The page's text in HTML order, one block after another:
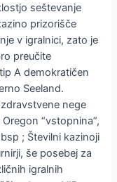
seštevanje
prizorišče
v igralnici, zato je
preučite
A demokratičen
Seeland.
nege
“vstopnina”,
; Številni kazinoji
še posebej za
igralnih